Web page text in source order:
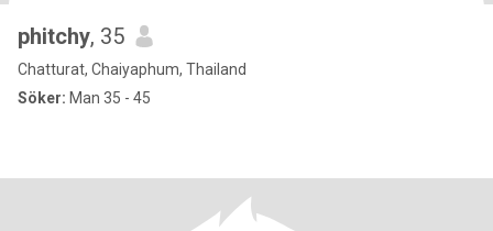
phitchy, 35
Chatturat, Chaiyaphum, Thailand
Söker: Man 35 - 45